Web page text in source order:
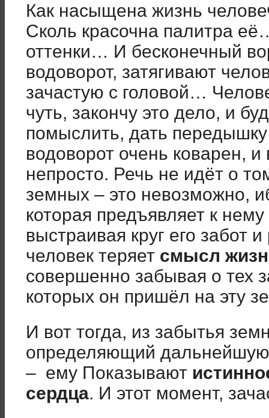
Как насыщена жизнь
Сколь красочна палитра
оттенки… И бесконечный
водоворот, затягивают
зачастую с головой…
чуть, закончу это дело, и
помыслить, дать
водоворот очень коварен, и
непросто. Речь не идёт о
земных – это невозможно,
которая предъявляет к
выстраивая круг его забот
человек теряет смысл
совершенно забывая о тех
которых он пришёл на эту
И вот тогда, из забытья
определяющий
– ему Показывают
сердца. И этот момент,